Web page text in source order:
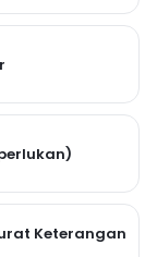
Keterangan